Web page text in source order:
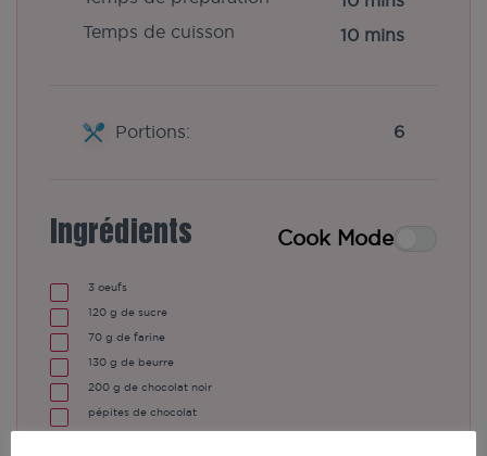
Temps de cuisson
10 mins
Portions: 6
Ingrédients Cook Mode
3 oeufs
120 g de sucre
70 g de farine
130 g de beurre
200 g de chocolat noir
pépites de chocolat